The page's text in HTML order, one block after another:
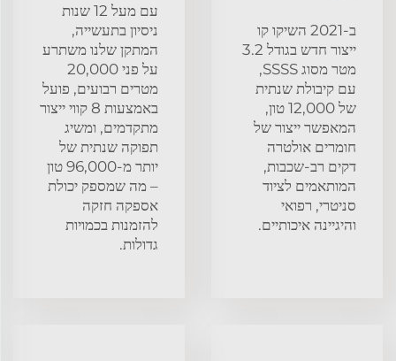
ב-2021 השיקו קו
ייצור חדש בגודל 3.2
מטר מסוג SSSS,
עם קיבולת שנתית
של 12,000 טון,
המאפשר ייצור של
חומרים אולטרה
דקים רב-שכבות,
המותאמים לציוד
סניטרי, רפואי
והיגיינה איכותיים.
עם מעל 12 שנות
ניסיון בתעשייה,
המתקן שלנו משתרע
על פני 20,000
מטרים רבועים, פועל
באמצעות 8 קווי ייצור
מתקדמים, ומשיג
תפוקה שנתית של
יותר מ-96,000 טון
– מה שמספק יכולת
אספקה חזקה
להזמנות בכמויות
גדולות.